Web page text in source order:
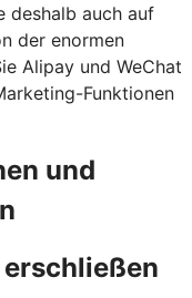
deshalb auch auf
der enormen
Alipay und WeChat
Funktionen
und
erschließen